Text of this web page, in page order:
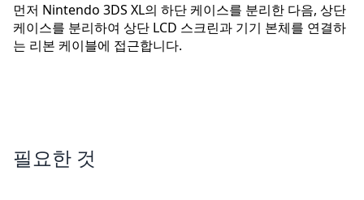
먼저 Nintendo 3DS XL의 하단 케이스를 분리한 다음, 상단
케이스를 분리하여 상단 LCD 스크린과 기기 본체를 연결하
는 리본 케이블에 접근합니다.
필요한 것